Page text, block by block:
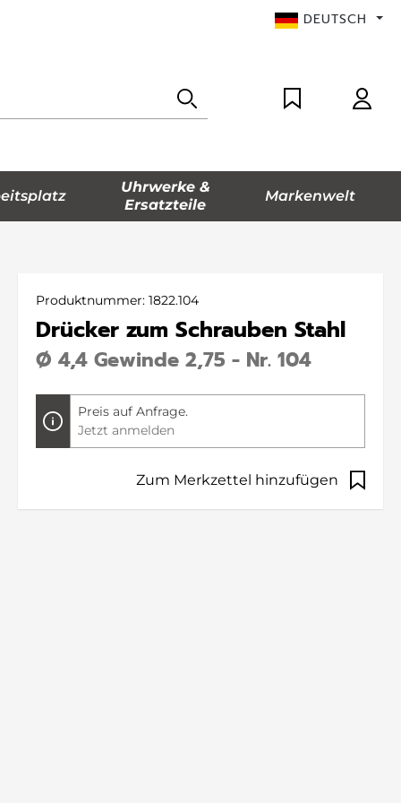
DEUTSCH
Uhrwerke &
Ersatzteile
Markenwelt
Produktnummer: 1822.104
Drücker zum Schrauben Stahl
Ø 4,4 Gewinde 2,75 - Nr. 104
Preis auf Anfrage.
Jetzt anmelden
Zum Merkzettel hinzufügen